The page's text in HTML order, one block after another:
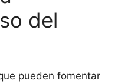
del
pueden fomentar